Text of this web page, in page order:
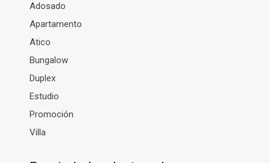
Adosado
Apartamento
Atico
Bungalow
Duplex
Estudio
Promoción
Villa